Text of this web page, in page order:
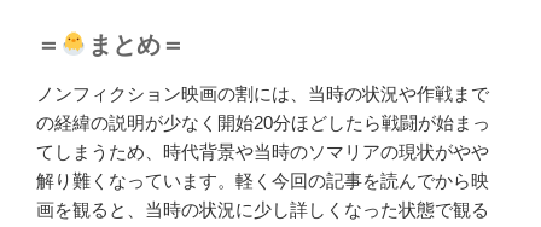
＝ まとめ＝
ノンフィクション映画の割には、当時の状況や作戦まで
の経緯の説明が少なく開始20分ほどしたら戦闘が始まっ
てしまうため、時代背景や当時のソマリアの現状がやや
解り難くなっています。軽く今回の記事を読んでから映
画を観ると、当時の状況に少し詳しくなった状態で観る